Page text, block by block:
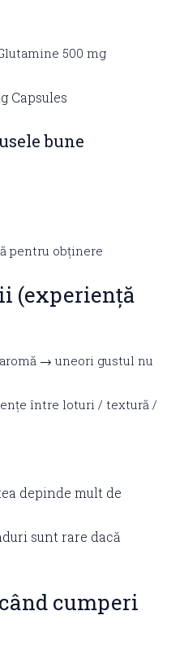
Capsules
bune
pentru obținere
(experiență
→ uneori gustul nu
între loturi / textură /
depinde mult de
sunt rare dacă
cumperi